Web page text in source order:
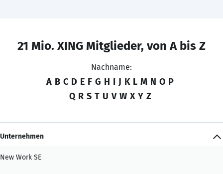
21 Mio. XING Mitglieder, von A bis Z
Nachname:
A B C D E F G H I J K L M N O P
Q R S T U V W X Y Z
Unternehmen
New Work SE